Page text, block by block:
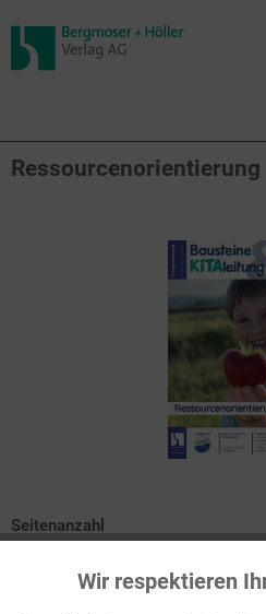
Ressourcenorientierung
Seitenanzahl
Passende Stichworte
FunktionaleWir respektieren